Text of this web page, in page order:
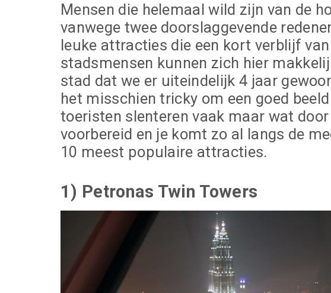
Mensen die helemaal wild zijn van de
vanwege twee doorslaggevende
leuke attracties die een kort verblijf
stadsmensen kunnen zich hier
stad dat we er uiteindelijk 4 jaar
het misschien tricky om een goed
toeristen slenteren vaak maar wat
voorbereid en je komt zo al langs de
10 meest populaire attracties.
1) Petronas Twin Towers